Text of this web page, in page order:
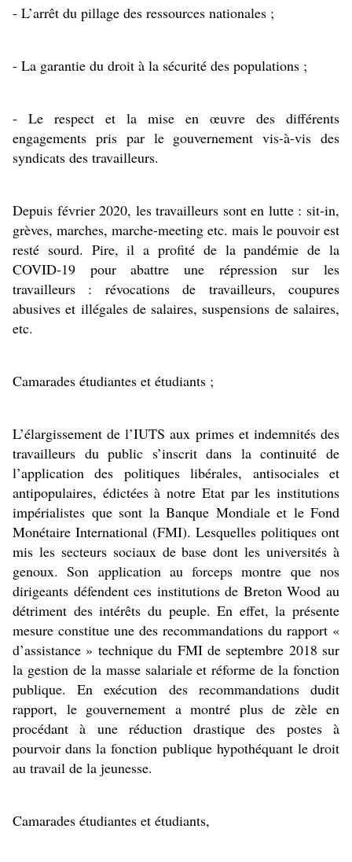
- L’arrêt du pillage des ressources nationales ;
- La garantie du droit à la sécurité des populations ;
- Le respect et la mise en œuvre des différents
engagements pris par le gouvernement vis-à-vis des
syndicats des travailleurs.
Depuis février 2020, les travailleurs sont en lutte : sit-in,
grèves, marches, marche-meeting etc. mais le pouvoir est
resté sourd. Pire, il a profité de la pandémie de la
COVID-19 pour abattre une répression sur les
travailleurs : révocations de travailleurs, coupures
abusives et illégales de salaires, suspensions de salaires,
etc.
Camarades étudiantes et étudiants ;
L’élargissement de l’IUTS aux primes et indemnités des
travailleurs du public s’inscrit dans la continuité de
l’application des politiques libérales, antisociales et
antipopulaires, édictées à notre Etat par les institutions
impérialistes que sont la Banque Mondiale et le Fond
Monétaire International (FMI). Lesquelles politiques ont
mis les secteurs sociaux de base dont les universités à
genoux. Son application au forceps montre que nos
dirigeants défendent ces institutions de Breton Wood au
détriment des intérêts du peuple. En effet, la présente
mesure constitue une des recommandations du rapport «
d’assistance » technique du FMI de septembre 2018 sur
la gestion de la masse salariale et réforme de la fonction
publique. En exécution des recommandations dudit
rapport, le gouvernement a montré plus de zèle en
procédant à une réduction drastique des postes à
pourvoir dans la fonction publique hypothéquant le droit
au travail de la jeunesse.
Camarades étudiantes et étudiants,